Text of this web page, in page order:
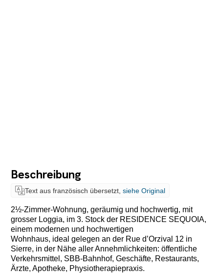
Beschreibung
Text aus französisch übersetzt, siehe Original
2½-Zimmer-Wohnung, geräumig und hochwertig, mit
grosser Loggia, im 3. Stock der RESIDENCE SEQUOIA,
einem modernen und hochwertigen
Wohnhaus, ideal gelegen an der Rue d’Orzival 12 in
Sierre, in der Nähe aller Annehmlichkeiten: öffentliche
Verkehrsmittel, SBB-Bahnhof, Geschäfte, Restaurants,
Ärzte, Apotheke, Physiotherapiepraxis.